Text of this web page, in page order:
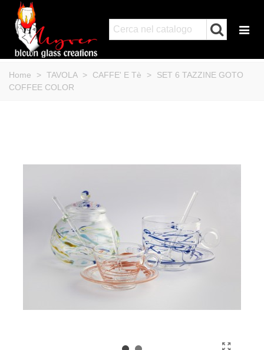
Home > TAVOLA > CAFFE' E Tè >
SET 6 TAZZINE GOTO
COFFEE COLOR